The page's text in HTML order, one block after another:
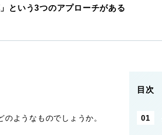
という3つのアプローチがある
目次
ようなものでしょうか。